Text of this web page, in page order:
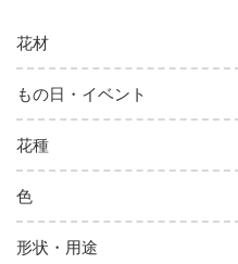
花材
もの日・イベント
花種
色
形状・用途